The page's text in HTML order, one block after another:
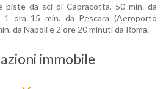
piste da sci di Capracotta, 50 min. da
1 ora 15 min. da Pescara (Aeroporto
da Napoli e 2 ore 20 minuti da Roma.
immobile